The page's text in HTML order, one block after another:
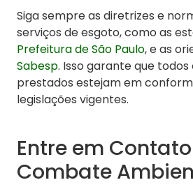
Siga sempre as diretrizes e
serviços de esgoto, como as
Prefeitura de São Paulo, e as
Sabesp. Isso garante que todos
prestados estejam em
legislações vigentes.
Entre em
Combate